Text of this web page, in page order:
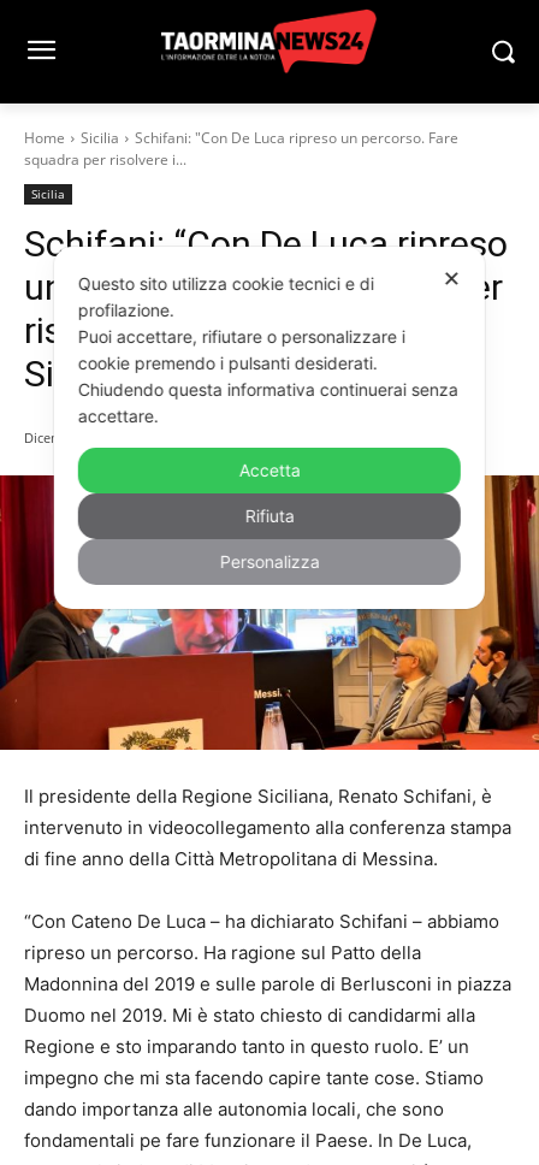
Home Sicilia
Schifani: "Con De Luca ripreso un percorso. Fare
squadra per risolvere i...
Sicilia
Schifani: “Con De Luca ripreso
un percorso. Fare squadra per
risolvere i problemi della
Sicilia”
Dicembre 30, 2024
Il presidente della Regione Siciliana, Renato Schifani, è
intervenuto in videocollegamento alla conferenza stampa
di fine anno della Città Metropolitana di Messina.
“Con Cateno De Luca – ha dichiarato Schifani – abbiamo
ripreso un percorso. Ha ragione sul Patto della
Madonnina del 2019 e sulle parole di Berlusconi in piazza
Duomo nel 2019. Mi è stato chiesto di candidarmi alla
Regione e sto imparando tanto in questo ruolo. E’ un
impegno che mi sta facendo capire tante cose. Stiamo
dando importanza alle autonomia locali, che sono
fondamentali pe fare funzionare il Paese. In De Luca,
✕
Questo sito utilizza cookie tecnici e di
profilazione.
Puoi accettare, rifiutare o personalizzare i
cookie premendo i pulsanti desiderati.
Chiudendo questa informativa continuerai senza
accettare.
Accetta
Rifiuta
Personalizza